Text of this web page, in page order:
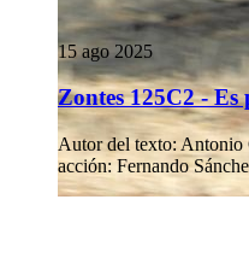
15 ago 2025
Zontes 125C2 -
Autor del texto: Antonio
acción: Fernando